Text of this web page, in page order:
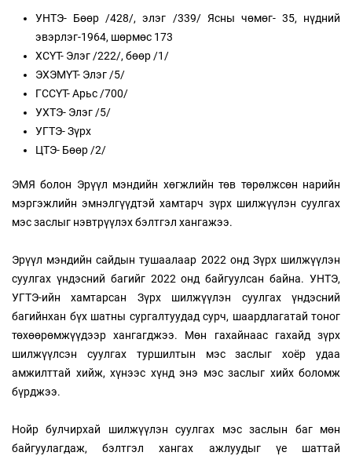
УНТЭ- Бөөр /428/, элэг /339/ Ясны чөмөг- 35, нүдний
эвэрлэг-1964, шөрмөс 173
ХСҮТ- Элэг /222/, бөөр /1/
ЭХЭМҮТ- Элэг /5/
ГССҮТ- Арьс /700/
УХТЭ- Элэг /5/
УГТЭ- Зүрх
ЦТЭ- Бөөр /2/
ЭМЯ болон Эрүүл мэндийн хөгжлийн төв төрөлжсөн нарийн
мэргэжлийн эмнэлгүүдтэй хамтарч зүрх шилжүүлэн суулгах
мэс заслыг нэвтрүүлэх бэлтгэл хангажээ.
Эрүүл мэндийн сайдын тушаалаар 2022 онд Зүрх шилжүүлэн
суулгах үндэсний багийг 2022 онд байгуулсан байна. УНТЭ,
УГТЭ-ийн хамтарсан Зүрх шилжүүлэн суулгах үндэсний
багийнхан бүх шатны сургалтуудад сурч, шаардлагатай тоног
төхөөрөмжүүдээр хангагджээ. Мөн гахайнаас гахайд зүрх
шилжүүлсэн суулгах туршилтын мэс заслыг хоёр удаа
амжилттай хийж, хүнээс хүнд энэ мэс заслыг хийх боломж
бүрджээ.
Нойр булчирхай шилжүүлэн суулгах мэс заслын баг мөн
байгуулагдаж, бэлтгэл хангах ажлуудыг үе шаттай